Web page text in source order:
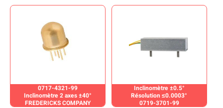
0717-4321-99
Inclinomètre 2 axes ±40°
FREDERICKS COMPANY
Inclinomètre ±0.5°
Résolution ≤0.0003°
0719-3701-99